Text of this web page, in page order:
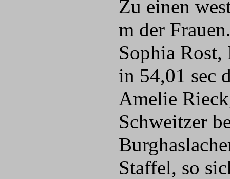
Zu einen
m der
Sophia
in 54,01 sec
Amelie
Schweitzer
Staffel, so